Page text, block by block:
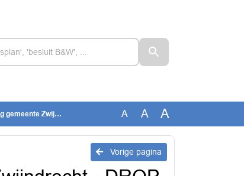
- DROP format A A A
Vorige pagina